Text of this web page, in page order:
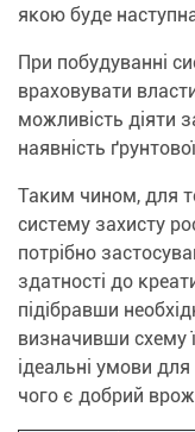
якою буде
При побудуванні
враховувати
можливість діяти
наявність
Таким чином, для
систему захисту
потрібно
здатності до
підібравши
визначивши схему
ідеальні умови
чого є добрий